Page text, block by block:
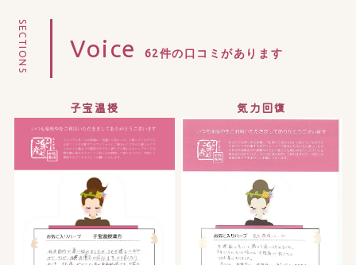
Voice 62件の口コミがあります
SECTION5
子宝温授 気力回復